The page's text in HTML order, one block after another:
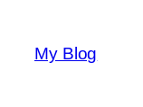
contenu
My Blog